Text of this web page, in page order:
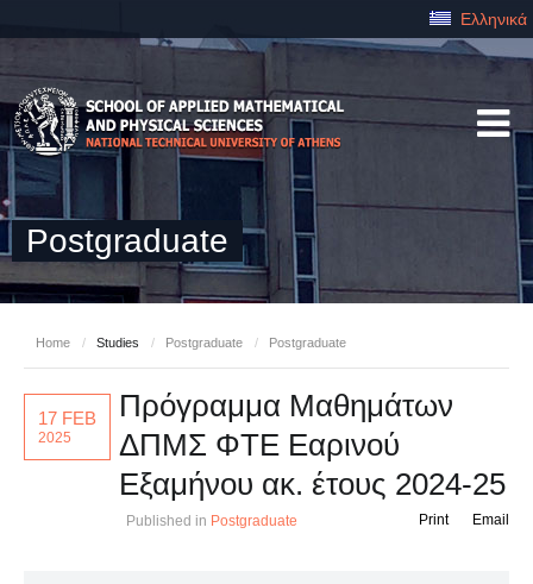
Ελληνικά
Postgraduate
Home / Studies / Postgraduate / Postgraduate
17 FEB
2025
Πρόγραμμα Μαθημάτων
ΔΠΜΣ ΦΤΕ Εαρινού
Εξαμήνου ακ. έτους 2024-25
Published in Postgraduate Email
Print